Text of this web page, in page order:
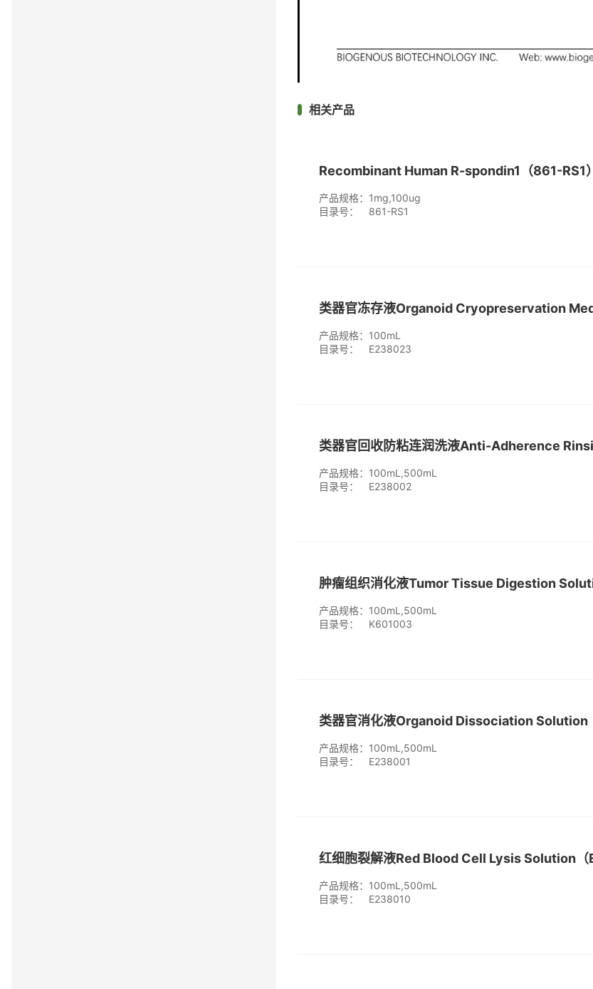
相关产品
Recombinant Human R-spondin1（861-RS1）
产品规格： 1mg,100ug
目录号：
861-RS1
产品规格： 100mL
目录号：
E238023
产品规格： 100mL,500mL
目录号：
E238002
产品规格： 100mL,500mL
目录号：
K601003
产品规格： 100mL,500mL
目录号：
E238001
产品规格： 100mL,500mL
目录号：
E238010